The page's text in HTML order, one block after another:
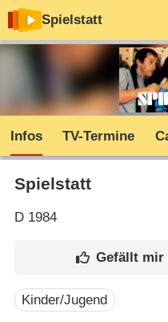
Spielstatt
Infos TV-Termine
Spielstatt
D1984
Kinder/Jugend